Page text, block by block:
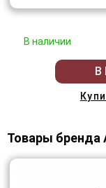
В наличии
В
Товары